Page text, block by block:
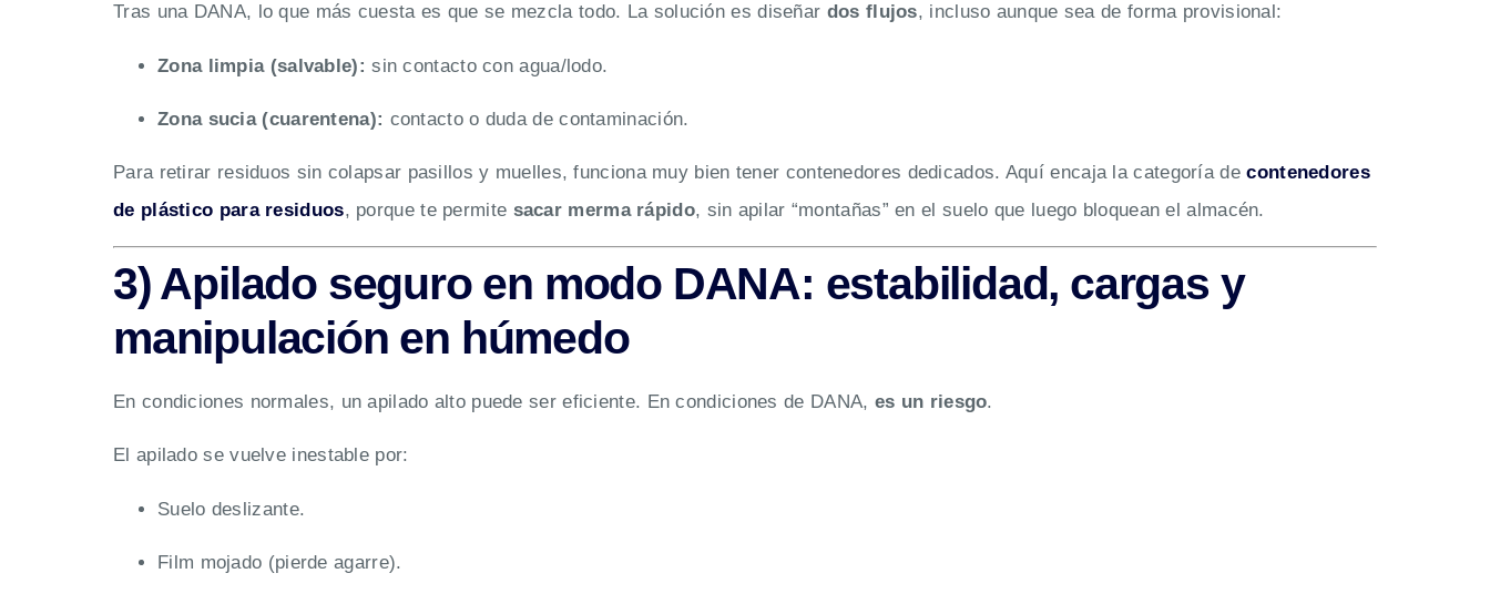
Tras una DANA, lo que más cuesta es que se mezcla todo. La solución es diseñar dos flujos, incluso aunque sea de forma provisional:
Zona limpia (salvable): sin contacto con agua/lodo.
Zona sucia (cuarentena): contacto o duda de contaminación.
Para retirar residuos sin colapsar pasillos y muelles, funciona muy bien tener contenedores dedicados. Aquí encaja la categoría decontenedores
de plástico para residuos, porque te permite sacar merma rápido, sin apilar “montañas” en el suelo que luego bloquean el almacén.
3) Apilado seguro en modo DANA: estabilidad, cargas y
manipulación en húmedo
En condiciones normales, un apilado alto puede ser eficiente. En condiciones de DANA, es un riesgo.
El apilado se vuelve inestable por:
Suelo deslizante.
Film mojado (pierde agarre).